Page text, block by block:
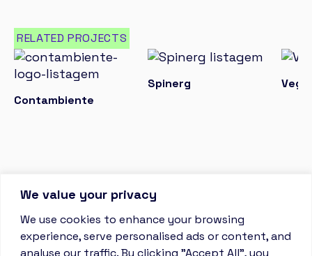
We value your privacy
We use cookies to enhance your browsing
experience, serve personalised ads or content, and
analyse our traffic. By clicking "Accept All", you
RELATED PROJECTS
Contambiente
Spinerg